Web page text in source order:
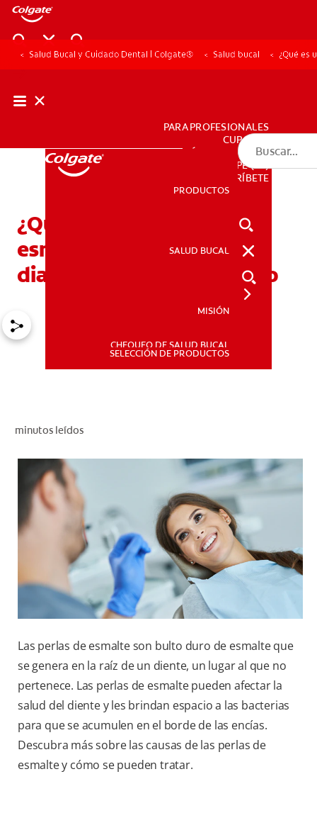
PRODUCTOS
PARA PROFESIONALES
DÓNDE COMPRAR
PE (ES)
PARA PROFESIONALES
CUPONES
DÓNDE COMPRAR
PE (ES)
SUSCRÍBETE
PRODUCTOS
SALUD BUCAL
MISIÓN
CHEQUEO DE SALUD BUCAL
SELECCIÓN DE PRODUCTOS
Salud Bucal y Cuidado Dental | Colgate® Salud bucal ¿Qué es
¿Qué es una perla de
esmalte? Causas,
diagnóstico y tratamiento
minutos leídos
Las perlas de esmalte son bulto duro de esmalte que
se genera en la raíz de un diente, un lugar al que no
pertenece. Las perlas de esmalte pueden afectar la
salud del diente y les brindan espacio a las bacterias
para que se acumulen en el borde de las encías.
Descubra más sobre las causas de las perlas de
esmalte y cómo se pueden tratar.